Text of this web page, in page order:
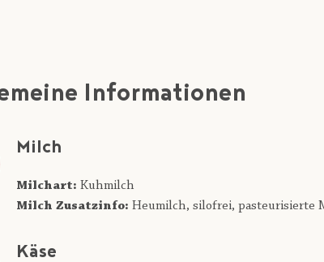
Informationen
Milch
Milchart: Kuhmilch
Milch Zusatzinfo: Heumilch, silofrei, pasteurisierte
Käse